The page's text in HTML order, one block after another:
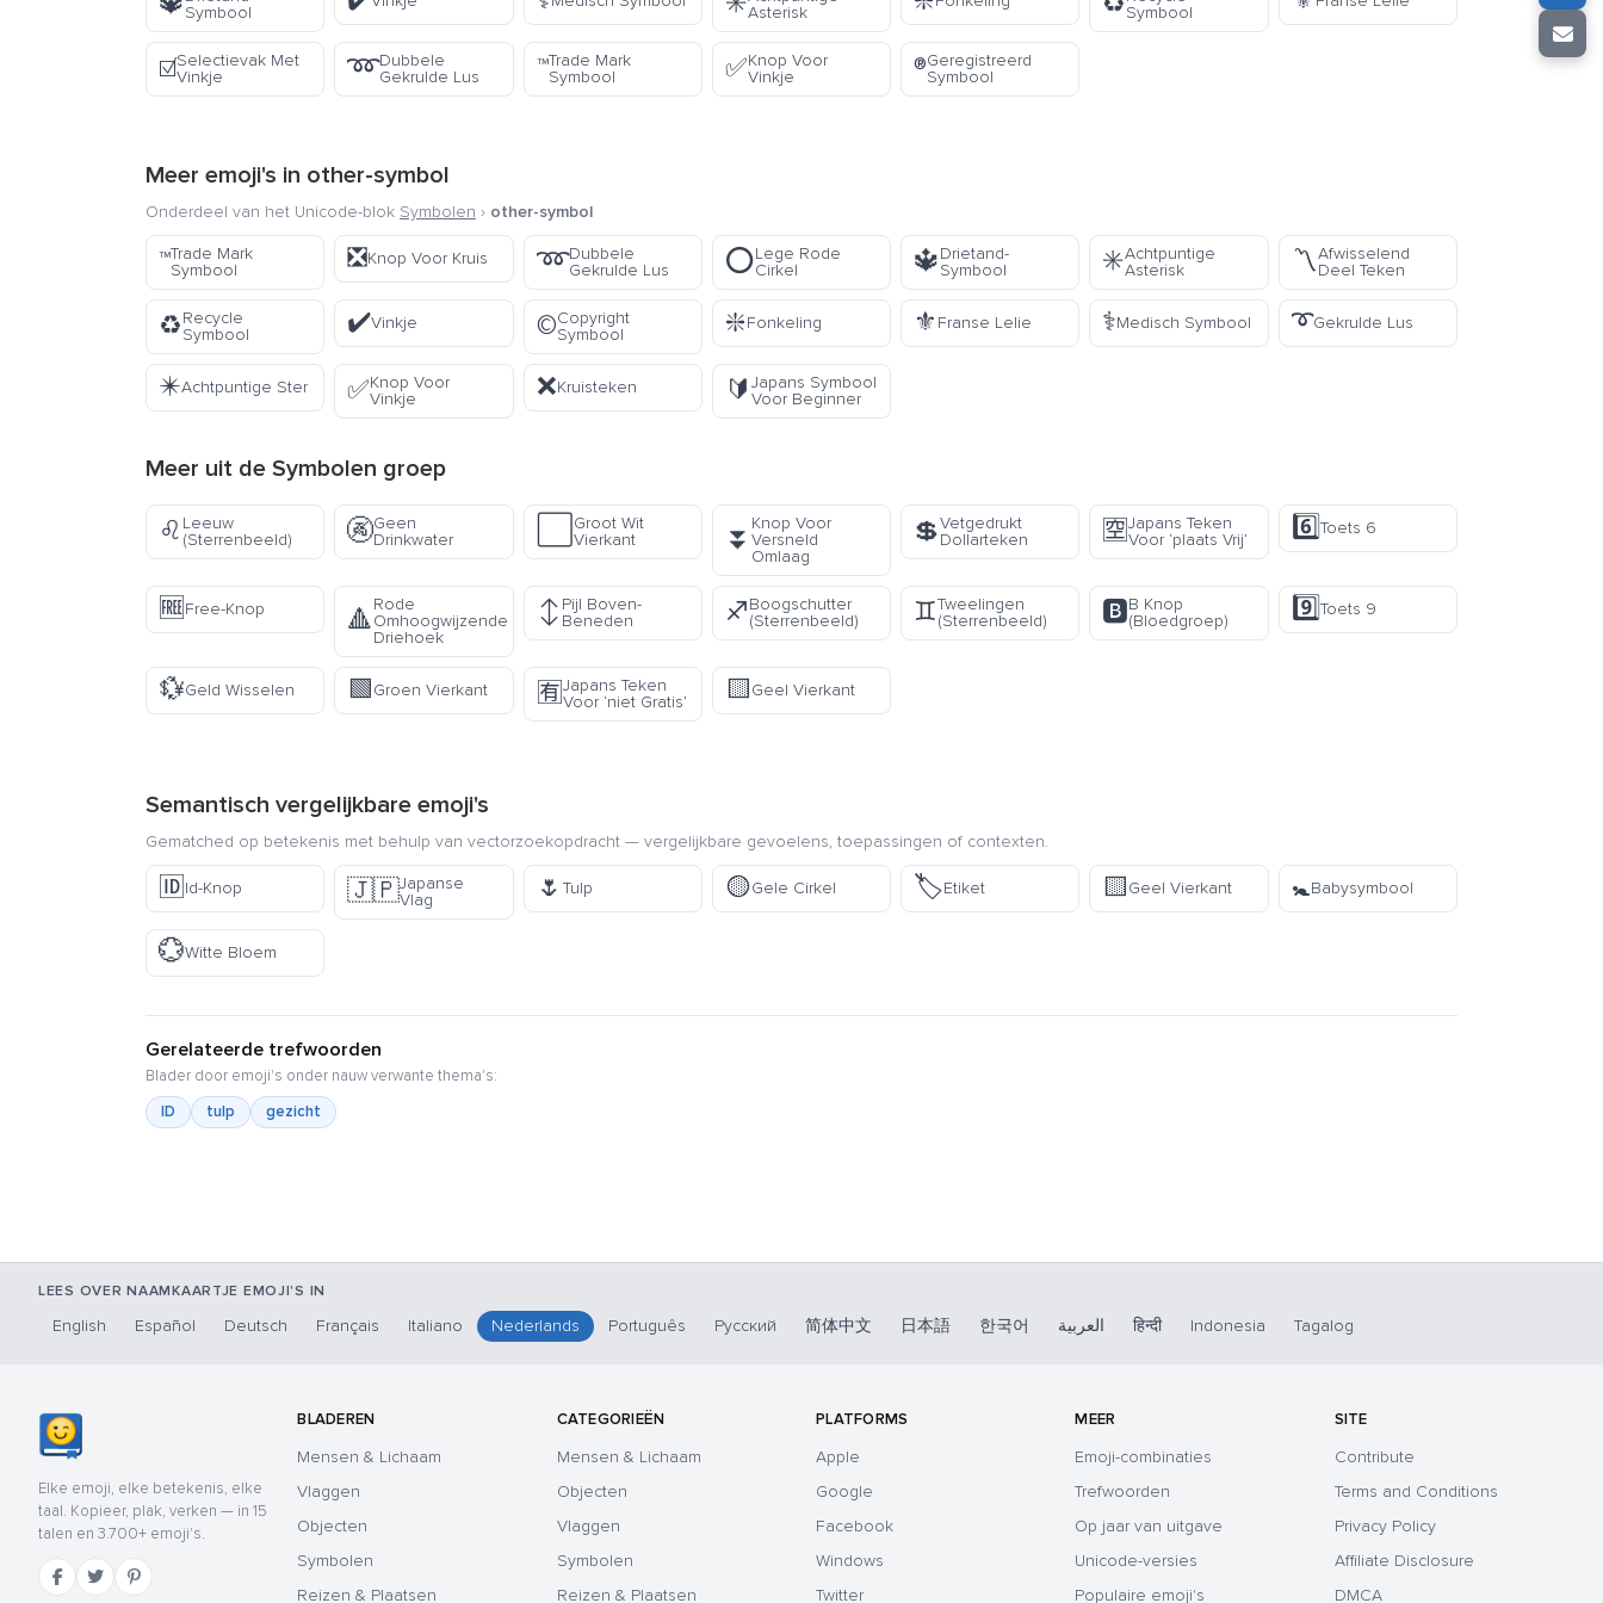
Symbool
Asterisk
Symbool
☑️Selectievak Met
Vinkje
➿Dubbele
Gekrulde Lus
™️Trade Mark
Symbool
✅Knop Voor
Vinkje
®️Geregistreerd
Symbool
Meer emoji's in other-symbol
Onderdeel van het Unicode-blok Symbolen › other-symbol
™️Trade Mark
Symbool
❎Knop Voor Kruis ➿Dubbele
Gekrulde Lus
⭕Lege Rode
Cirkel
🔱Drietand-
Symbool
✳️Achtpuntige
Asterisk
〽️Afwisselend
Deel Teken
♻️Recycle
Symbool
✔️Vinkje ©️Copyright
Symbool
❇️Fonkeling ⚜️ Franse Lelie ⚕️Medisch Symbool ➰Gekrulde Lus
✴️Achtpuntige Ster ✅Knop Voor
Vinkje
❌Kruisteken 🔰 Japans Symbool
Voor Beginner
Meer uit de Symbolen groep
♌ Leeuw
(Sterrenbeeld)
🚱Geen
Drinkwater
Groot Wit
Vierkant
⏬
Knop Voor
Versneld
Omlaag
💲Vetgedrukt
Dollarteken
🈳Japans Teken
Voor ‘plaats Vrij’
6️⃣Toets 6
🆓Free-Knop 🔺
Rode
Omhoogwijzende
Driehoek
↕️ Pijl Boven-
Beneden
♐Boogschutter
(Sterrenbeeld)
♊Tweelingen
(Sterrenbeeld)
🅱️B Knop
(Bloedgroep)
9️⃣Toets 9
💱Geld Wisselen 🟩Groen Vierkant 🈶Japans Teken
Voor ‘niet Gratis’
🟨Geel Vierkant
Semantisch vergelijkbare emoji's
Gematched op betekenis met behulp van vectorzoekopdracht — vergelijkbare gevoelens, toepassingen of contexten.
🆔 Id-Knop 🇯🇵Japanse
Vlag
🌷 Tulp 🟡Gele Cirkel 🏷️Etiket 🟨Geel Vierkant 🚼Babysymbool
💮Witte Bloem
Gerelateerde trefwoorden
Blader door emoji's onder nauw verwante thema's:
ID
tulp gezicht
LEES OVER NAAMKAARTJE EMOJI'S IN
English Español Deutsch Français Italiano Nederlands Português Русский 简体中文 日本語 한국어 العربية हिन्दी Indonesia Tagalog
Elke emoji, elke betekenis, elke
taal. Kopieer, plak, verken — in 15
talen en 3.700+ emoji's.
BLADEREN
Mensen & Lichaam
Vlaggen
Objecten
Symbolen
Reizen & Plaatsen
CATEGORIEËN
Mensen & Lichaam
Objecten
Vlaggen
Symbolen
Reizen & Plaatsen
PLATFORMS
Apple
Google
Facebook
Windows
Twitter
MEER
Emoji-combinaties
Trefwoorden
Op jaar van uitgave
Unicode-versies
Populaire emoji's
SITE
Contribute
Terms and Conditions
Privacy Policy
Affiliate Disclosure
DMCA